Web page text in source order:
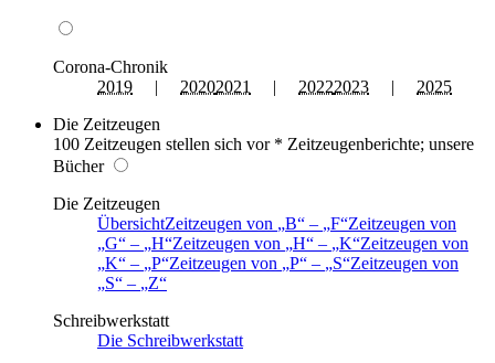
Corona-Chronik
2019 | 20202021 | 20222023 | 2025
Die Zeitzeugen
100 Zeitzeugen stellen sich vor * Zeitzeugenberichte; unsere
Bücher
Die Zeitzeugen
ÜbersichtZeitzeugen von B – F Zeitzeugen von
G
– H Zeitzeugen von H – K Zeitzeugen von
K
– P Zeitzeugen von P – S Zeitzeugen von
S
–
Z
Schreibwerkstatt
Die Schreibwerkstatt